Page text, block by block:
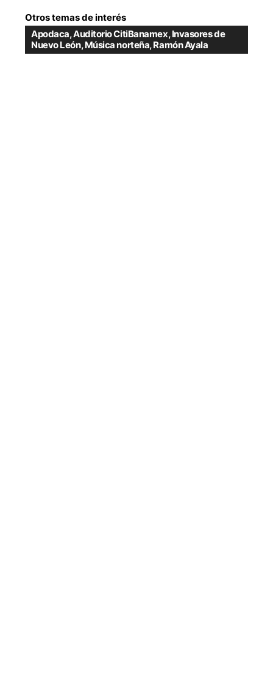
Otros temas de interés
Apodaca,Auditorio CitiBanamex,Invasores de
Nuevo León,Música norteña,Ramón Ayala